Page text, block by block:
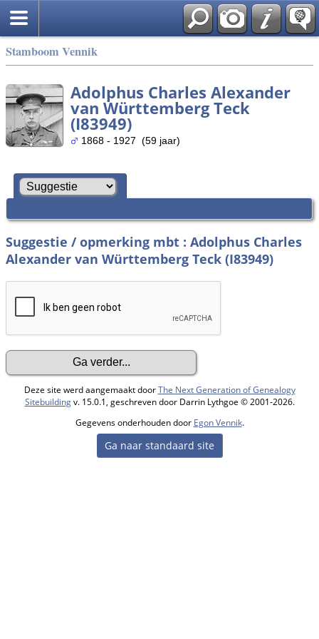
Stamboom Vennik
Adolphus Charles Alexander
van Württemberg Teck
(I83949)
1868 - 1927 (59 jaar)
Suggestie / opmerking mbt : Adolphus Charles
Alexander van Württemberg Teck (I83949)
Deze site werd aangemaakt doorThe Next Generation of Genealogy
Sitebuildingv. 15.0.1, geschreven door Darrin Lythgoe © 2001-2026.
Gegevens onderhouden door Egon Vennik.
Ga naar standaard site